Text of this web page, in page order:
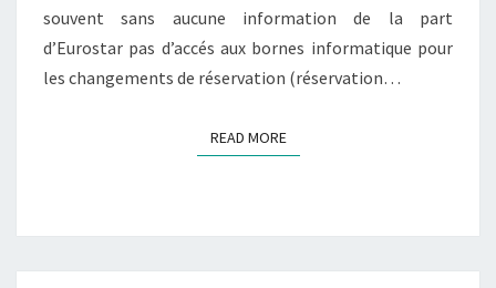
souvent sans aucune information de la part
d’Eurostar pas d’accés aux bornes informatique pour
les changements de réservation (réservation…
READ MOREREAD MORE